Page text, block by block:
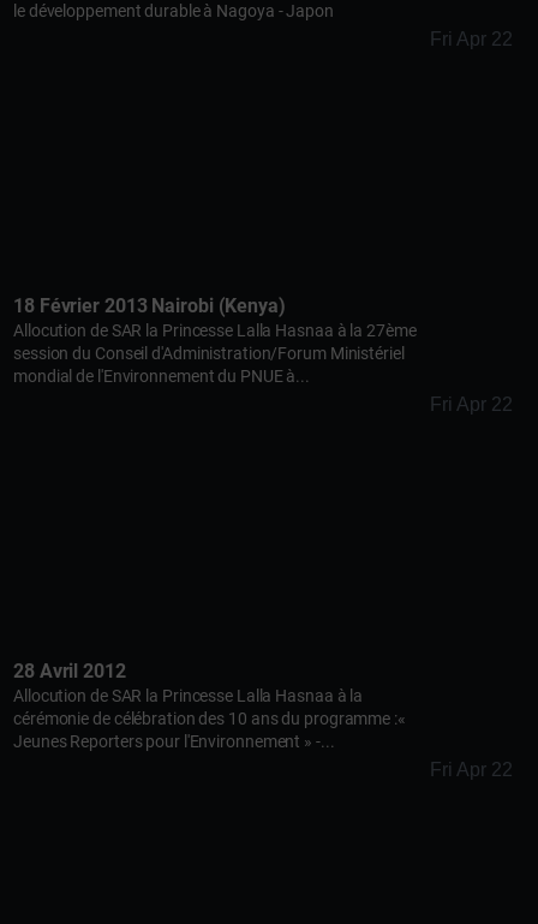
le développement durable à Nagoya - Japon
Fri Apr 22
18 Février 2013 Nairobi (Kenya)
Allocution de SAR la Princesse Lalla Hasnaa à la 27ème
session du Conseil d'Administration/Forum Ministériel
mondial de l'Environnement du PNUE à...
Fri Apr 22
28 Avril 2012
Allocution de SAR la Princesse Lalla Hasnaa à la
cérémonie de célébration des 10 ans du programme :«
Jeunes Reporters pour l'Environnement » -...
Fri Apr 22